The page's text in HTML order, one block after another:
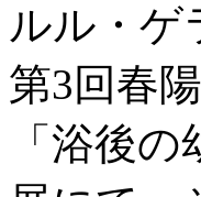
ルル・ゲ
第3回春
「浴後